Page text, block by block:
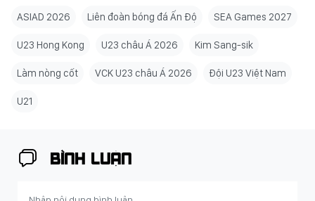
ASIAD 2026 Liên đoàn bóng đá Ấn Độ SEA Games 2027
U23 Hong Kong U23 châu Á 2026 Kim Sang-sik
Làm nòng cốt VCK U23 châu Á 2026 Đội U23 Việt Nam
U21
BÌNH LUẬN